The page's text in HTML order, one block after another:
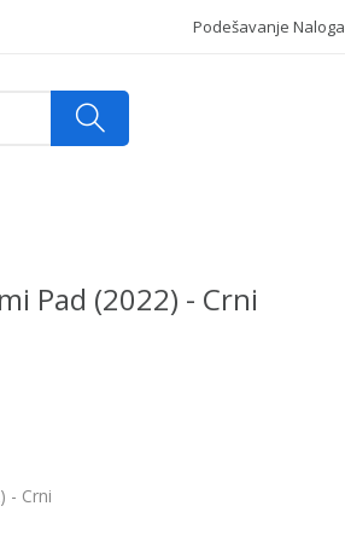
Podešavanje Naloga
Pad (2022) - Crni
- Crni